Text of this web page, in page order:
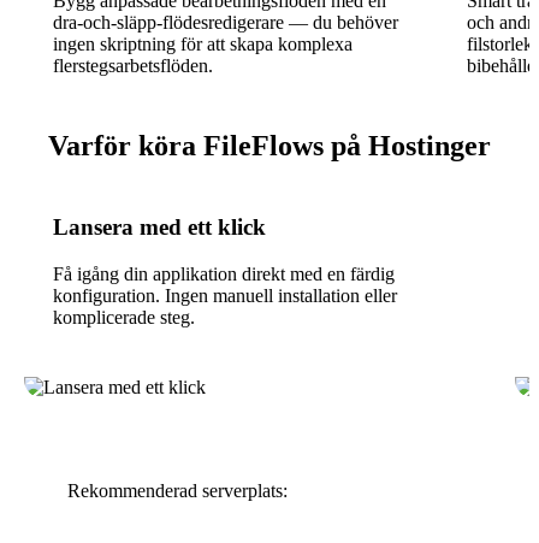
dra-och-släpp-flödesredigerare — du behöver
ingen skriptning för att skapa komplexa
flerstegsarbetsflöden.
och
Varför köra FileFlows på Hostinger
Lansera med ett klick
Få igång din applikation direkt med en färdig
konfiguration. Ingen manuell installation eller
komplicerade steg.
Rekommenderad serverplats: